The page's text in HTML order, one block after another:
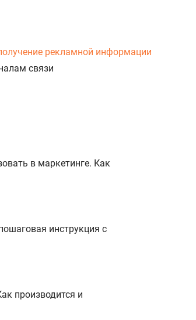
рекламной информации
связи
в маркетинге. Как
инструкция с
производится и